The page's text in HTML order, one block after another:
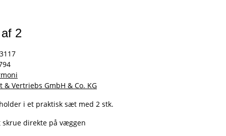
2
& Vertriebs GmbH & Co. KG
i et praktisk sæt med 2 stk.
direkte på væggen